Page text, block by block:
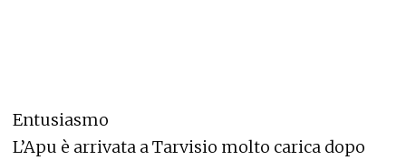
Entusiasmo
L’Apu è arrivata a Tarvisio molto carica dopo